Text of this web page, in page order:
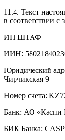
11.4. Текст
в соответствии с
ИП ШТАФ
ИИН:
Юридический
Чирчикская 9
Номер счета:
Банк: АО «Каспи
БИК Банка: